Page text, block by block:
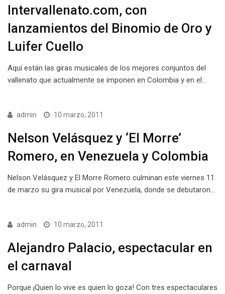
Intervallenato.com, con
lanzamientos del Binomio de Oro y
Luifer Cuello
Aquí están las giras musicales de los mejores conjuntos del
vallenato que actualmente se imponen en Colombia y en el…
admin 10 marzo, 2011
Nelson Velásquez y ‘El Morre’
Romero, en Venezuela y Colombia
Nelson Velásquez y El Morre Romero culminan este viernes 11
de marzo su gira musical por Venezuela, donde se debutaron…
admin 10 marzo, 2011
Alejandro Palacio, espectacular en
el carnaval
Porque ¡Quien lo vive es quien lo goza! Con tres espectaculares